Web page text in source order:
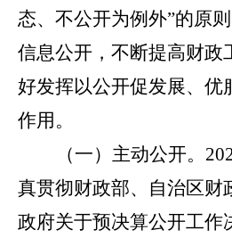
态、不公开为例外”的原
信息公开，不断提高财政
好发挥以公开促发展、优
作用。
（一）主动公开。
真贯彻财政部、自治区财
政府关于预决算公开工作